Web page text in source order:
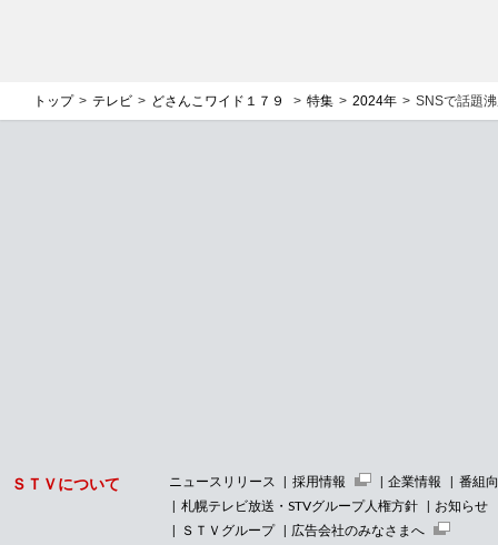
トップ テレビ どさんこワイド１７９ 特集 2024年 SNSで話題
ＳＴＶについて ニュースリリース 採用情報 企業情報
番組
札幌テレビ放送・STVグループ人権方針
お知らせ
ＳＴＶグループ
広告会社のみなさまへ